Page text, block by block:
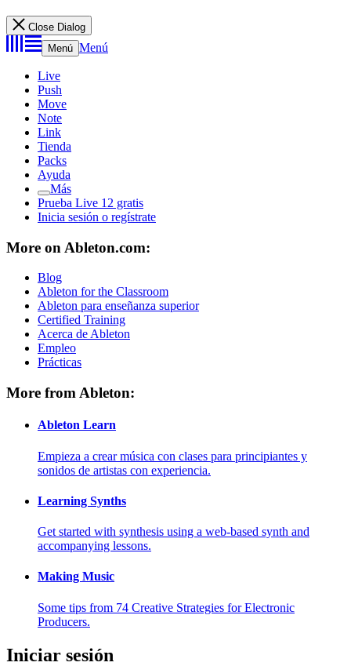
Close Dialog
Menú Menú
Live
Push
Move
Note
Link
Tienda
Packs
Ayuda
Más
Prueba Live 12 gratis
Inicia sesión o regístrate
More on Ableton.com:
Blog
Ableton for the Classroom
Ableton para enseñanza superior
Certified Training
Acerca de Ableton
Empleo
Prácticas
More from Ableton:
Ableton Learn
Empieza a crear música con clases para principiantes y
sonidos de artistas con experiencia.
Learning Synths
Get started with synthesis using a web-based synth and
accompanying lessons.
Making Music
Some tips from 74 Creative Strategies for Electronic
Producers.
Iniciar sesión